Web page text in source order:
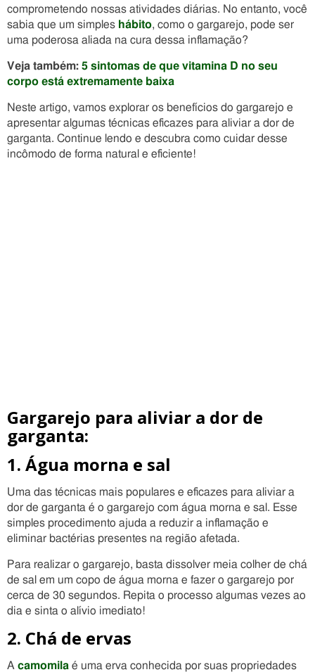
comprometendo nossas atividades diárias. No entanto, você
sabia que um simples hábito, como o gargarejo, pode ser
uma poderosa aliada na cura dessa inflamação?
Veja também: 5 sintomas de que vitamina D no seu
corpo está extremamente baixa
Neste artigo, vamos explorar os benefícios do gargarejo e
apresentar algumas técnicas eficazes para aliviar a dor de
garganta. Continue lendo e descubra como cuidar desse
incômodo de forma natural e eficiente!
Gargarejo para aliviar a dor de
garganta:
1. Água morna e sal
Uma das técnicas mais populares e eficazes para aliviar a
dor de garganta é o gargarejo com água morna e sal. Esse
simples procedimento ajuda a reduzir a inflamação e
eliminar bactérias presentes na região afetada.
Para realizar o gargarejo, basta dissolver meia colher de chá
de sal em um copo de água morna e fazer o gargarejo por
cerca de 30 segundos. Repita o processo algumas vezes ao
dia e sinta o alívio imediato!
2. Chá de ervas
A camomila é uma erva conhecida por suas propriedades